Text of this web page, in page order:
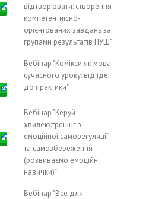
відтворювати: створення
компетентнісно-
орієнтованих завдань за
групами результатів НУШ"
Вебінар "Комікси як мова
сучасного уроку: від ідеї
до практики"
Вебінар "Керуй
хвилею:тренінг з
емоційної саморегуляції
та самозбереження
(розвиваємо емоційні
навички)"
Вебінар "Все для